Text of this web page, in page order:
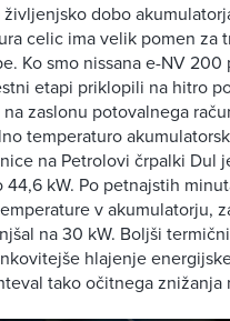
dobo
celic ima velik pomen za
Ko smo nissana e-NV 200
etapi priklopili na hitro
zaslonu potovalnega
temperaturo
na Petrolovi črpalki Dul
kW. Po petnajstih
v akumulatorju,
na 30 kW. Boljši
hlajenje
tako očitnega znižanja